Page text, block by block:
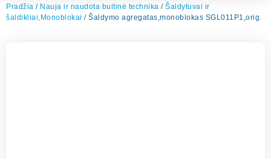
Pradžia / Nauja ir naudota buitinė technika / Šaldytuvai ir
šaldikliai,Monoblokai / Šaldymo agregatas,monoblokas SGL011P1,orig.